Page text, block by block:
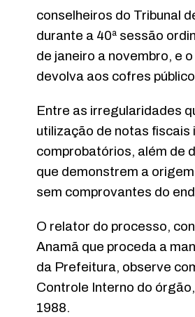
conselheiros do Tribunal
durante a 40ª sessão
de janeiro a novembro, e
devolva aos cofres
Entre as irregularidades
utilização de notas
comprobatórios, além de
que demonstrem a
sem comprovantes do
O relator do processo,
Anamã que proceda a
da Prefeitura, observe
Controle Interno do
1988.